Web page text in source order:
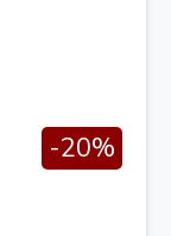
-20%